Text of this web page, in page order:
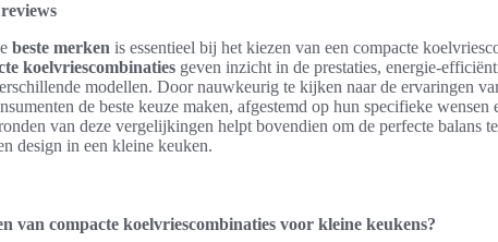
beste merken is essentieel bij het kiezen van een compacte
koelvriescombinaties geven inzicht in de prestaties, energie-
modellen. Door nauwkeurig te kijken naar de ervaringen
de beste keuze maken, afgestemd op hun specifieke wensen
van deze vergelijkingen helpt bovendien om de perfecte balans
design in een kleine keuken.
van compacte koelvriescombinaties voor kleine keukens?